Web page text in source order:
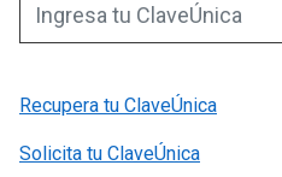
Ingresa tu ClaveÚnica
Recupera tu ClaveÚnica
Solicita tu ClaveÚnica